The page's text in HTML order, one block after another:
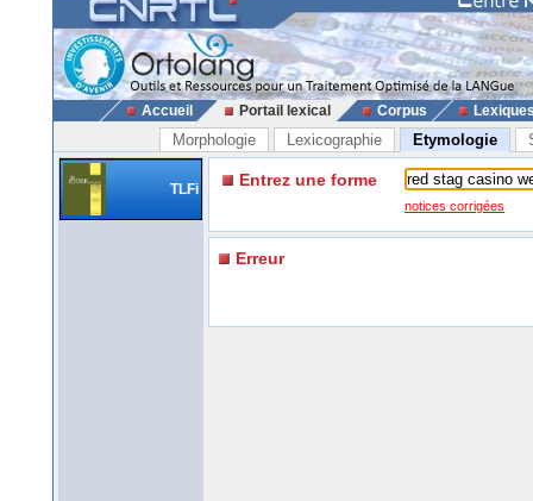
Accueil Portail lexical Corpus
Morphologie Lexicographie Etymologie
TLFi Entrez une forme
notices corrigées
Erreur